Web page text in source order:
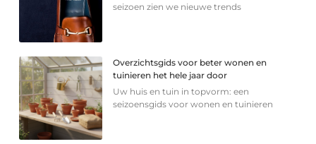
seizoen zien we nieuwe trends
Overzichtsgids voor beter wonen en
tuinieren het hele jaar door
Uw huis en tuin in topvorm: een
seizoensgids voor wonen en tuinieren